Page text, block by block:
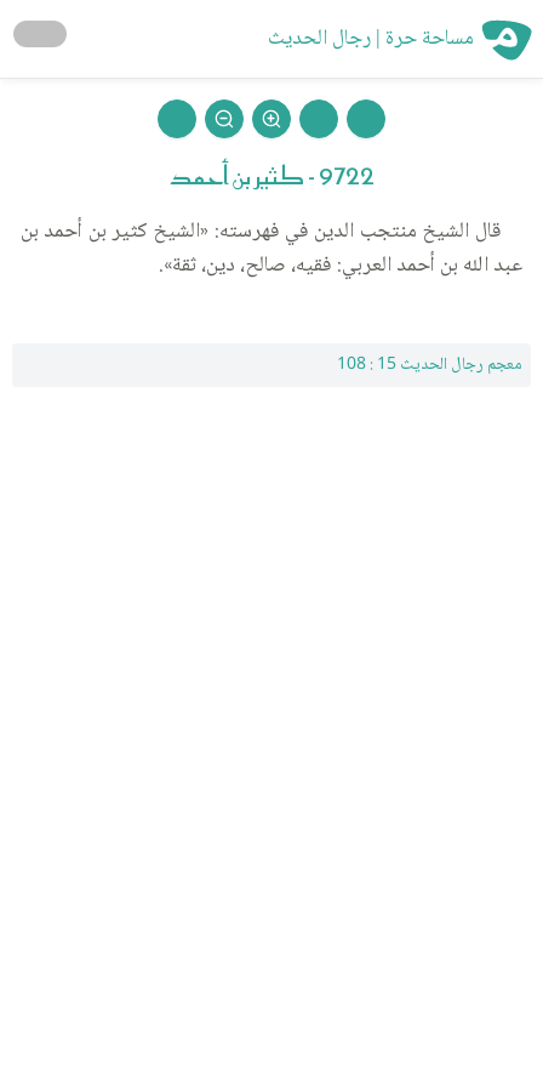
مساحة حرة | رجال الحديث
9722 - كثير بن أحمد
قال الشيخ منتجب الدين في فهرسته: «الشيخ كثير بن أحمد بن
عبد الله بن أحمد العربي: فقيه، صالح، دين، ثقة».
معجم رجال الحديث 15 : 108